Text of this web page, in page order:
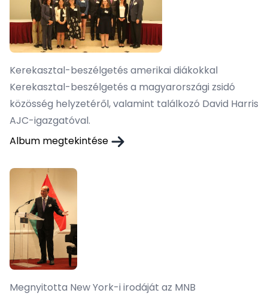
Kerekasztal-beszélgetés amerikai diákokkal
Kerekasztal-beszélgetés a magyarországi zsidó
közösség helyzetéről, valamint találkozó David Harris
AJC-igazgatóval.
Album megtekintése
Megnyitotta New York-i irodáját az MNB